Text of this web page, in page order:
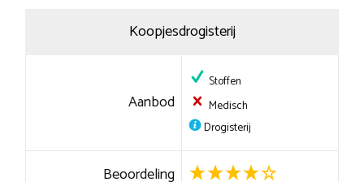
Koopjesdrogisterij
Aanbod
Stoffen
Medisch
Drogisterij
Beoordeling